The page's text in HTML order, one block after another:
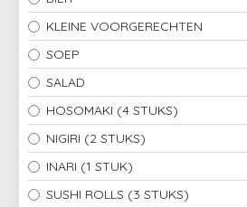
KLEINE VOORGERECHTEN
SOEP
SALAD
HOSOMAKI (4 STUKS)
NIGIRI (2 STUKS)
INARI (1 STUK)
SUSHI ROLLS (3 STUKS)